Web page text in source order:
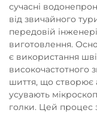
сучасні
від звичайного
передовій
виготовлення.
є використання
високочастотного
шиття, що створює
усувають
голки. Цей процес